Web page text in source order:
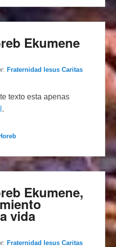
Ekumene
Fraternidad Iesus Caritas
texto esta apenas
.
Ekumene,
vida
Fraternidad Iesus Caritas